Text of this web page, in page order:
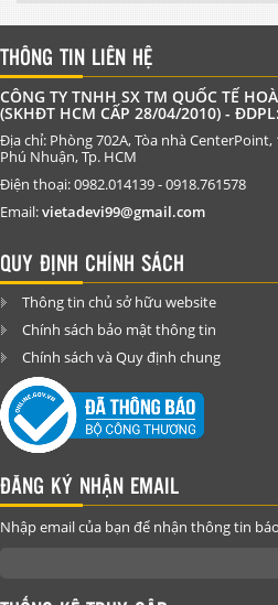
THÔNG TIN LIÊN HỆ
CÔNG TY TNHH SX TM QUỐC TẾ
(SKHĐT HCM CẤP 28/04/2010) -
Địa chỉ: Phòng 702A, Tòa nhà
Phú Nhuận, Tp. HCM
Điện thoại: 0982.014139 - 0918.761578
Email:vietadevi99@gmail.com
QUY ĐỊNH CHÍNH SÁCH
Thông tin chủ sở hữu website
Chính sách bảo mật thông tin
Chính sách và Quy định chung
ĐĂNG KÝ NHẬN EMAIL
Nhập email của bạn để nhận thông tin